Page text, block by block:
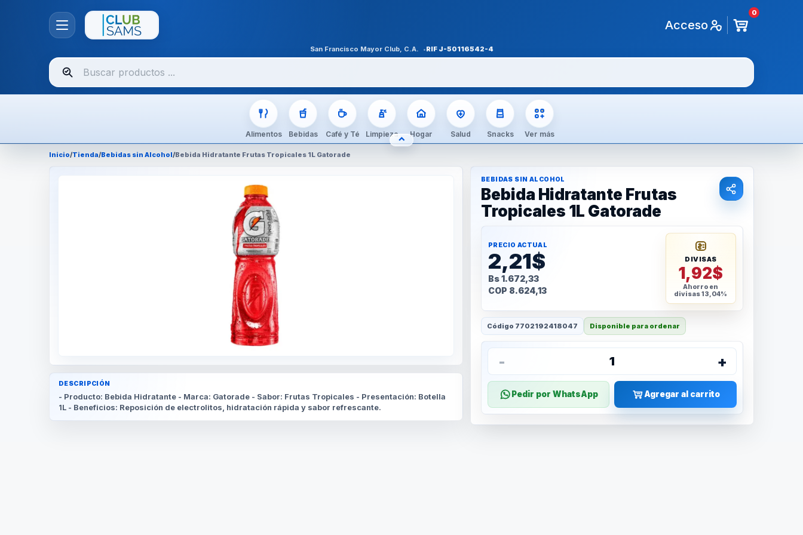
Acceso
0
San Francisco Mayor Club, C.A. RIF J-50116542-4
Buscar
productos
Alimentos Bebidas Café y Té Limpieza Hogar Salud Snacks Ver más
⌃OCULTAR CATEGORÍAS
Inicio/Tienda/Bebidas sin Alcohol/Bebida Hidratante Frutas Tropicales 1L Gatorade
DESCRIPCIÓN
- Producto: Bebida Hidratante - Marca: Gatorade - Sabor: Frutas Tropicales - Presentación: Botella
1L - Beneficios: Reposición de electrolitos, hidratación rápida y sabor refrescante.
BEBIDAS SIN ALCOHOL
Bebida Hidratante Frutas
Tropicales 1L Gatorade
PRECIO ACTUAL
2,21$
Bs 1.672,33
COP 8.624,13
DIVISAS
1,92$
Ahorro en
divisas13,04%
Código 7702192418047 Disponible para ordenar
- 1 +
Pedir por WhatsApp Agregar al carrito